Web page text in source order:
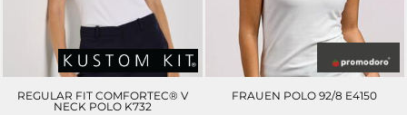
REGULAR FIT COMFORTEC® V
NECK POLO K732
FRAUEN POLO 92/8 E4150